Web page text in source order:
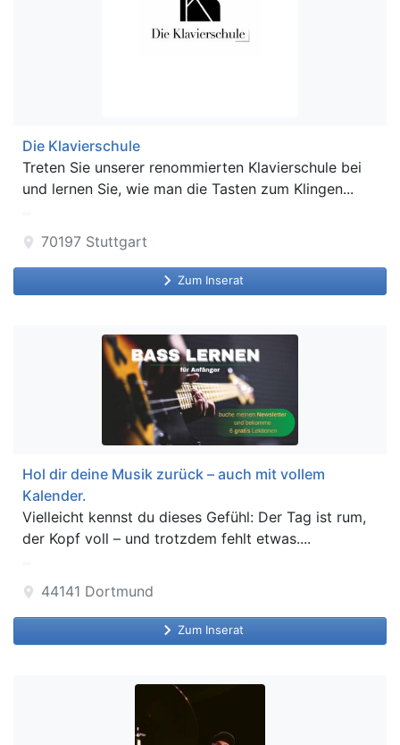
Die Klavierschule
Treten Sie unserer renommierten Klavierschule bei
und lernen Sie, wie man die Tasten zum Klingen...
location_on 70197 Stuttgart
keyboard_arrow_right Zum Inserat
Hol dir deine Musik zurück – auch mit vollem
Kalender.
Vielleicht kennst du dieses Gefühl: Der Tag ist rum,
der Kopf voll – und trotzdem fehlt etwas....
location_on 44141 Dortmund
keyboard_arrow_right Zum Inserat